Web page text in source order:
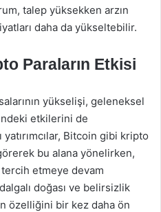
talep yüksekken arzın
daha da yükseltebilir.
Paraların Etkisi
yükselişi, geleneksel
etkilerini de
Bitcoin gibi kripto
bu alana yönelirken,
tercih etmeye devam
doğası ve belirsizlik
özelliğini bir kez daha ön